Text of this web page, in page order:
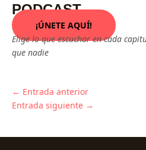
PODCAST
¡ÚNETE AQUÍ!
Elige lo que escuchar en cada
que nadie
← Entrada anterior
Entrada siguiente →